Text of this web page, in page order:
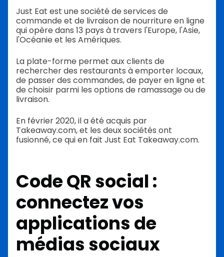
Just Eat est une société de services de
commande et de livraison de nourriture en ligne
qui opère dans 13 pays à travers l'Europe, l'Asie,
l'Océanie et les Amériques.
La plate-forme permet aux clients de
rechercher des restaurants à emporter locaux,
de passer des commandes, de payer en ligne et
de choisir parmi les options de ramassage ou de
livraison.
En février 2020, il a été acquis par
Takeaway.com, et les deux sociétés ont
fusionné, ce qui en fait Just Eat Takeaway.com.
Code QR social :
connectez vos
applications de
médias sociaux